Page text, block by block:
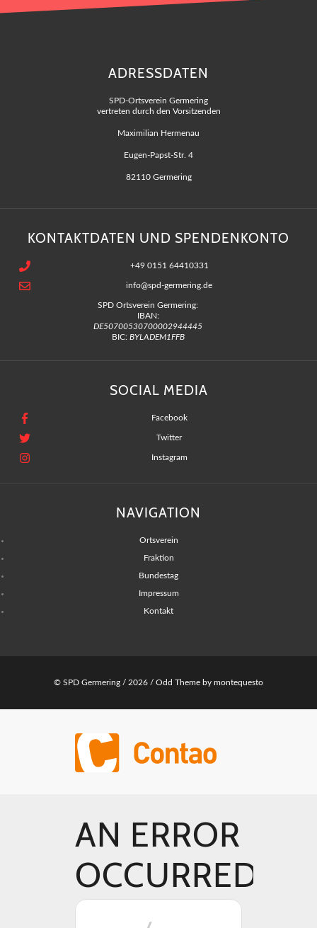
ADRESSDATEN
SPD-Ortsverein Germering
vertreten durch den Vorsitzenden
Maximilian Hermenau
Eugen-Papst-Str. 4
82110 Germering
KONTAKTDATEN UND SPENDENKONTO
+49 0151 64410331
info@spd-germering.de
SPD Ortsverein Germering:
IBAN:
DE50700530700002944445
BIC: BYLADEM1FFB
SOCIAL MEDIA
Facebook
Twitter
Instagram
NAVIGATION
Ortsverein
Fraktion
Bundestag
Impressum
Kontakt
© SPD Germering / 2026 / Odd Theme by montequesto
AN ERROR
OCCURRED